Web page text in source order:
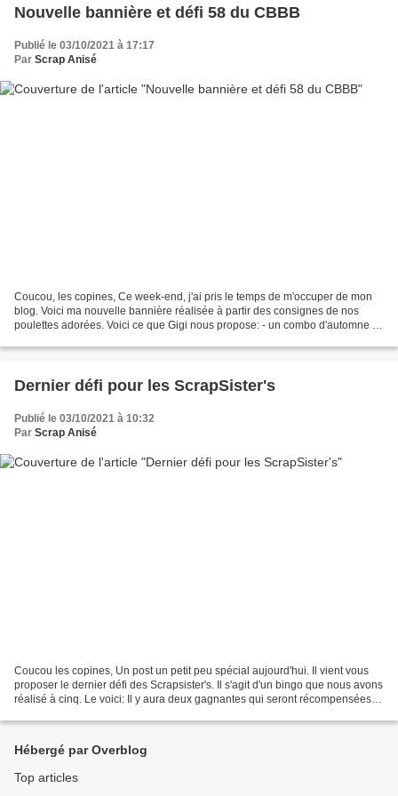
Nouvelle bannière et défi 58 du CBBB
Publié le 03/10/2021 à 17:17
Par Scrap Anisé
Coucou, les copines, Ce week-end, j'ai pris le temps de m'occuper de mon
blog. Voici ma nouvelle bannière réalisée à partir des consignes de nos
poulettes adorées. Voici ce que Gigi nous propose: - un combo d'automne :
Dernier défi pour les ScrapSister's
Publié le 03/10/2021 à 10:32
Par Scrap Anisé
Coucou les copines, Un post un petit peu spécial aujourd'hui. Il vient vous
proposer le dernier défi des Scrapsister's. Il s'agit d'un bingo que nous avons
réalisé à cinq. Le voici: Il y aura deux gagnantes qui seront récompensées à
Hébergé par Overblog
Top articles